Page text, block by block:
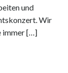
und
Wir
immer […]